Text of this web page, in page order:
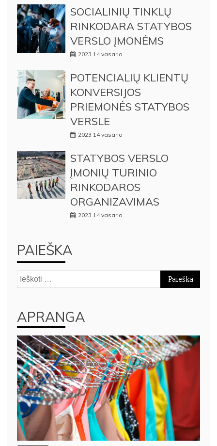
SOCIALINIŲ TINKLŲ
RINKODARA STATYBOS
VERSLO ĮMONĖMS
2023 14 vasario
POTENCIALIŲ KLIENTŲ
KONVERSIJOS
PRIEMONĖS STATYBOS
VERSLE
2023 14 vasario
STATYBOS VERSLO
ĮMONIŲ TURINIO
RINKODAROS
ORGANIZAVIMAS
2023 14 vasario
PAIEŠKA
Ieškoti:
APRANGA